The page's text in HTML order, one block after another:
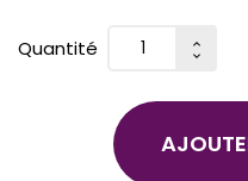
Quantité